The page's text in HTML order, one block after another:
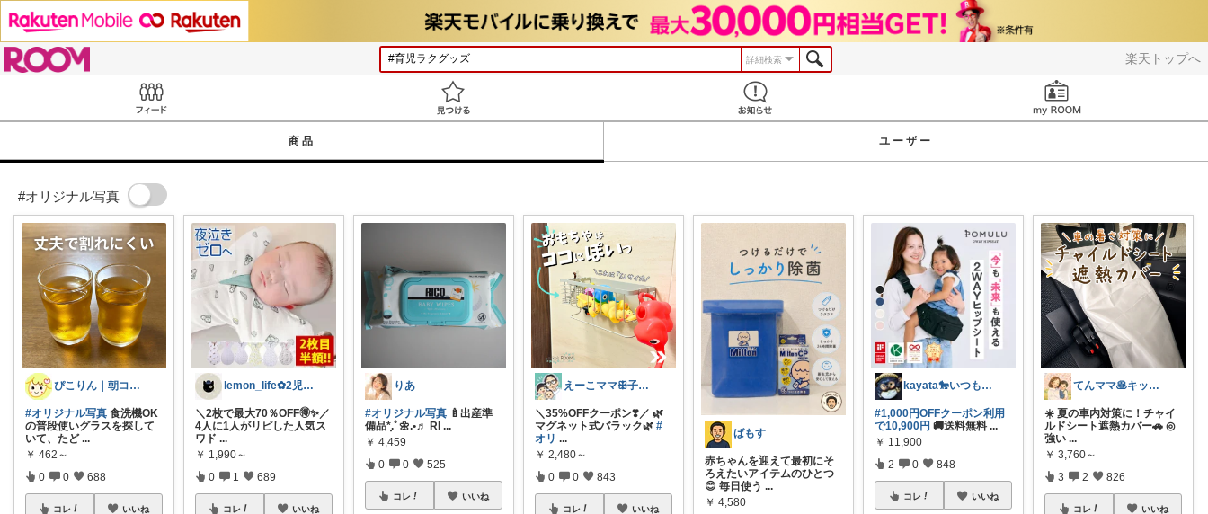
楽天トップへ
詳細検索
商品 ユーザー
#オリジナル写真
ぴこりん｜朝コレ｜良いものを長く🌿
#オリジナル写真 食洗機OK
の普段使いグラスを探して
いて、たど ...
￥ 462～
0 0 688
コレ いいね
lemon_life✿2児ママ
＼2枚で最大70％OFF🉐✨／
4人に1人がリピした人気ス
ワド ...
￥ 1,990～
0 1 689
コレ いいね
りあ
#オリジナル写真 🍼出産準
備品*̣̩.ﾟ🌼.•♬ RI ...
￥ 4,459
0 0 525
コレ いいね
えーこママꕥ子供達と夏を楽しむぞ☀️
＼35%OFFクーポン❣️／ 🌿
マグネット式バラック🌿#
オリ ...
￥ 2,480～
0 0 843
コレ いいね
ばもす
赤ちゃんを迎えて最初にそ
ろえたいアイテムのひとつ
😊 毎日使う ...
￥ 4,580
kayata🐎いつもありがとう😊
#1,000円OFFクーポン利用
で10,900円 🚚送料無料...
￥ 11,900
2 0 848
コレ いいね
てんママ🥞キッチン雑貨と育児グッズ
☀️ 夏の車内対策に！チャイ
ルドシート遮熱カバー🚗 ◎
強い ...
￥ 3,760～
3 2 826
コレ いいね